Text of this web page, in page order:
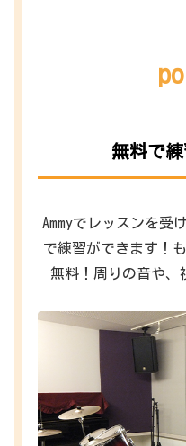
無料で練
Ammyでレッスンを受
で練習ができます！
無料！周りの音や、